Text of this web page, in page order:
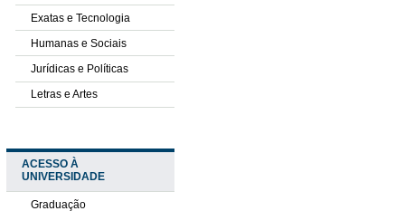
Exatas e Tecnologia
Humanas e Sociais
Jurídicas e Políticas
Letras e Artes
ACESSO À
UNIVERSIDADE
Graduação